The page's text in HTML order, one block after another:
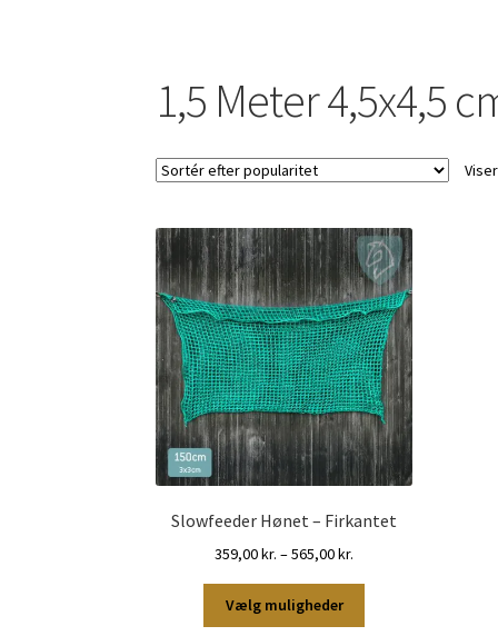
1,5 Meter 4,5x4,5
Slowfeeder Hønet – Firkantet
359,00kr. –565,00kr.
565,00 kr.
Vælg muligheder